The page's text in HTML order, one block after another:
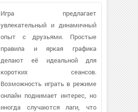
Игра предлагает
увлекательный и динамичный
опыт с друзьями. Простые
правила и яркая графика
делают её идеальной для
коротких сеансов.
Возможность играть в режиме
онлайн поднимает интерес, но
иногда случаются лаги, что